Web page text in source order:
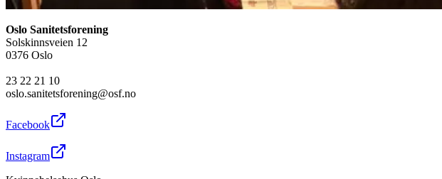
Oslo Sanitetsforening
Solskinnsveien 12
0376 Oslo
23 22 21 10
oslo.sanitetsforening@osf.no
Facebook
Instagram